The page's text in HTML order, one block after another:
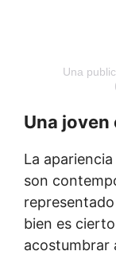
Una
Una joven
La
son
bien es
acostumbrar